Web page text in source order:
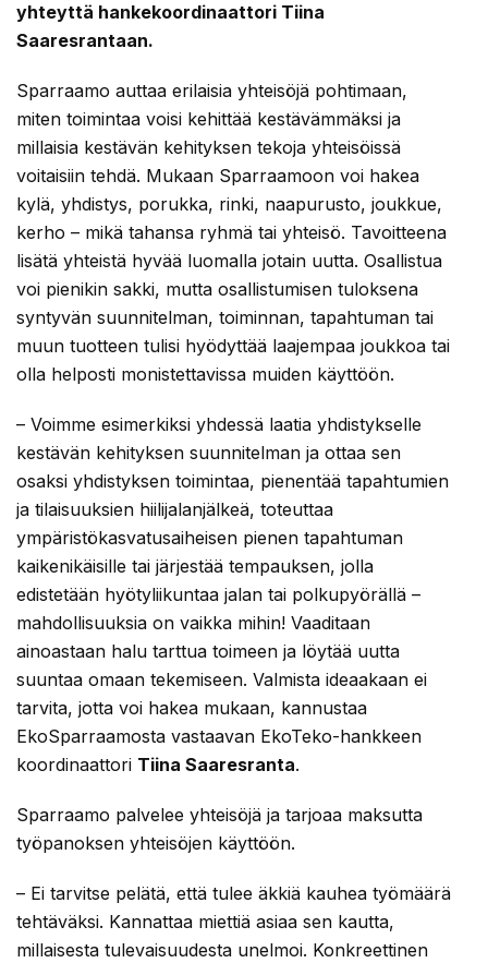
yhteyttä hankekoordinaattori Tiina
Saaresrantaan.
Sparraamo auttaa erilaisia yhteisöjä pohtimaan,
miten toimintaa voisi kehittää kestävämmäksi ja
millaisia kestävän kehityksen tekoja yhteisöissä
voitaisiin tehdä. Mukaan Sparraamoon voi hakea
kylä, yhdistys, porukka, rinki, naapurusto, joukkue,
kerho – mikä tahansa ryhmä tai yhteisö. Tavoitteena
lisätä yhteistä hyvää luomalla jotain uutta. Osallistua
voi pienikin sakki, mutta osallistumisen tuloksena
syntyvän suunnitelman, toiminnan, tapahtuman tai
muun tuotteen tulisi hyödyttää laajempaa joukkoa tai
olla helposti monistettavissa muiden käyttöön.
– Voimme esimerkiksi yhdessä laatia yhdistykselle
kestävän kehityksen suunnitelman ja ottaa sen
osaksi yhdistyksen toimintaa, pienentää tapahtumien
ja tilaisuuksien hiilijalanjälkeä, toteuttaa
ympäristökasvatusaiheisen pienen tapahtuman
kaikenikäisille tai järjestää tempauksen, jolla
edistetään hyötyliikuntaa jalan tai polkupyörällä –
mahdollisuuksia on vaikka mihin! Vaaditaan
ainoastaan halu tarttua toimeen ja löytää uutta
suuntaa omaan tekemiseen. Valmista ideaakaan ei
tarvita, jotta voi hakea mukaan, kannustaa
EkoSparraamosta vastaavan EkoTeko-hankkeen
koordinaattori Tiina Saaresranta.
Sparraamo palvelee yhteisöjä ja tarjoaa maksutta
työpanoksen yhteisöjen käyttöön.
– Ei tarvitse pelätä, että tulee äkkiä kauhea työmäärä
tehtäväksi. Kannattaa miettiä asiaa sen kautta,
millaisesta tulevaisuudesta unelmoi. Konkreettinen